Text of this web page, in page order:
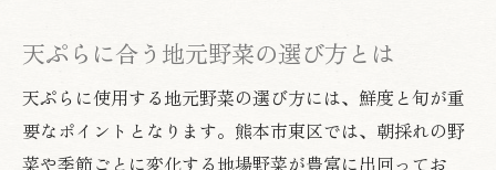
天ぷらに合う地元野菜の選び方とは
天ぷらに使用する地元野菜の選び方には、鮮度と旬が重
要なポイントとなります。熊本市東区では、朝採れの野
菜や季節ごとに変化する地場野菜が豊富に出回ってお